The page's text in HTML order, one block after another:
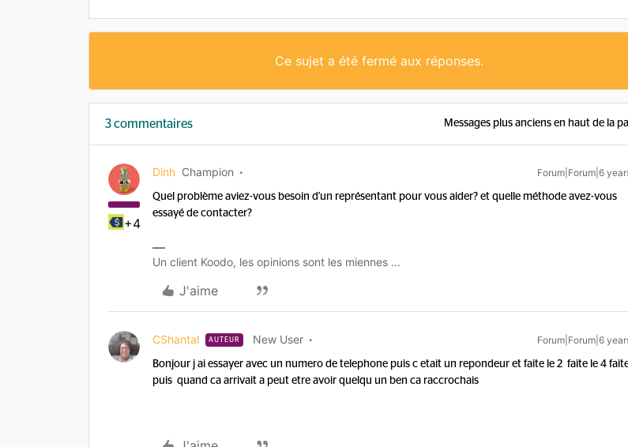
Ce sujet a été fermé aux réponses.
3 commentaires Messages plus anciens en haut de la
+4
Dinh Champion Forum|Forum|6
Quel problème aviez-vous besoin d'un représentant pour vous aider? et quelle méthode avez-vous
essayé de contacter?
Un client Koodo, les opinions sont les miennes ...
J'aime
CShantal AUTEUR New User Forum|Forum|6
Bonjour j ai essayer avec un numero de telephone puis c etait un repondeur et faite le 2 faite le 4
puis quand ca arrivait a peut etre avoir quelqu un ben ca raccrochais